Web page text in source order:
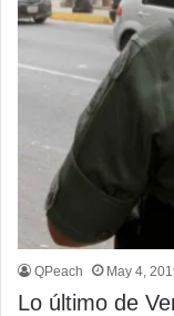
QPeach May 4,
Lo último de